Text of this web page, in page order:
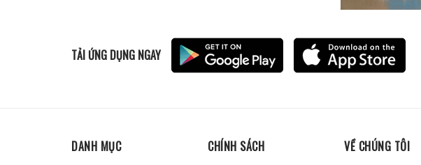
TẢI ỨNG DỤNG NGAY
DANH MỤC CHÍNH SÁCH VỀ CHÚNG TÔI